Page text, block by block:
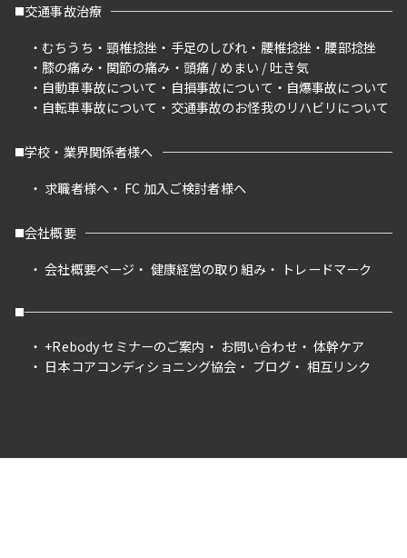
交通事故治療
むちうち
頸椎捻挫 手足のしびれ 腰椎捻挫
腰部捻挫
膝の痛み
関節の痛み
頭痛 / めまい / 吐き気
自動車事故について
自損事故について
自爆事故について
自転車事故について
交通事故のお怪我のリハビリについて
学校・業界関係者様へ
求職者様へ
FC 加入ご検討者様へ
会社概要
会社概要ページ
健康経営の取り組み トレードマーク
+Rebody セミナーのご案内 お問い合わせ
体幹ケア
日本コアコンディショニング協会
ブログ 相互リンク